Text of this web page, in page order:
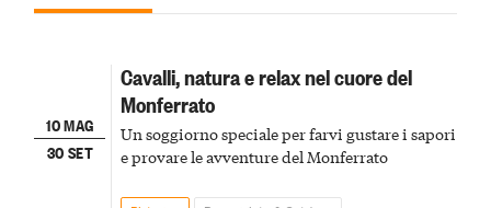
10 MAG
30 SET
Cavalli, natura e relax nel cuore del
Monferrato
Un soggiorno speciale per farvi gustare i sapori
e provare le avventure del Monferrato